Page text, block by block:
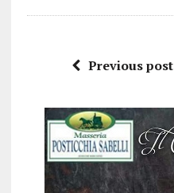
Previous post